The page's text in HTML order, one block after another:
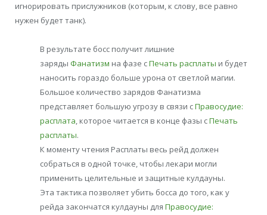
игнорировать прислужников (которым, к слову, все равно
нужен будет танк).
В результате босс получит лишние
заряды Фанатизм на фазе сПечать расплаты и будет
наносить гораздо больше урона от светлой магии.
Большое количество зарядов Фанатизма
представляет большую угрозу в связи сПравосудие:
расплата, которое читается в конце фазы сПечать
расплаты.
К моменту чтения Расплаты весь рейд должен
собраться в одной точке, чтобы лекари могли
применить целительные и защитные кулдауны.
Эта тактика позволяет убить босса до того, как у
рейда закончатся кулдауны для Правосудие: